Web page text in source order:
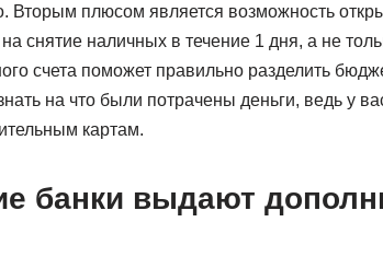
Вторым плюсом является возможность
снятие наличных в течение 1 дня, а не
счета поможет правильно разделить
на что были потрачены деньги, ведь у
картам.
банки выдают